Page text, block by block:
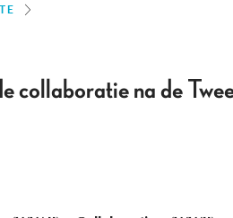
collaboratie na de